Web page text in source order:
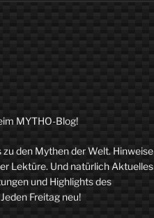
MYTHO-Blog!
den Mythen der Welt. Hinweise
Lektüre. Und natürlich Aktuelles
und Highlights des
Freitag neu!